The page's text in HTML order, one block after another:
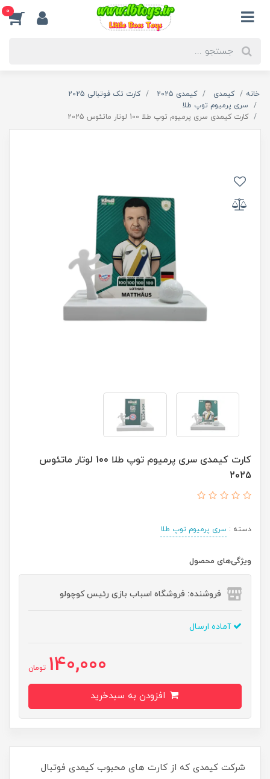
0
خانه کیمدی کیمدی 2025
کارت تک فوتبالی 2025
سری پرمیوم توپ طلا
کارت کیمدی سری پرمیوم توپ طلا 100 لوتار ماتئوس 2025
کارت کیمدی سری پرمیوم توپ طلا 100 لوتار ماتئوس
2025
دسته : سری پرمیوم توپ طلا
ویژگی‌های محصول
فروشنده: فروشگاه اسباب بازی رئیس کوچولو
آماده ارسال
140,000 تومان
شرکت کیمدی که از کارت های محبوب کیمدی فوتبال